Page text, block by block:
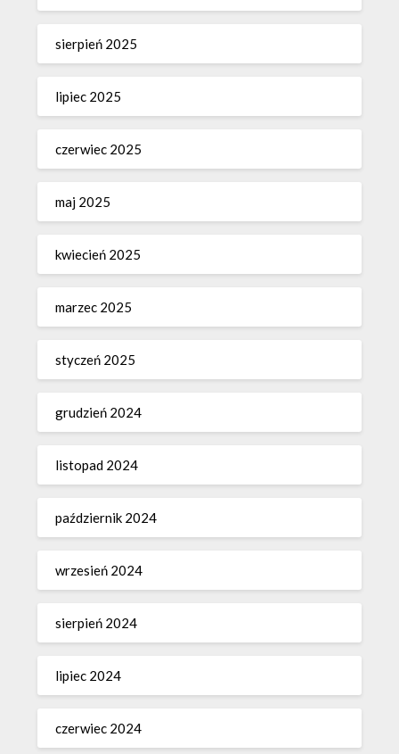
sierpień 2025
lipiec 2025
czerwiec 2025
maj 2025
kwiecień 2025
marzec 2025
styczeń 2025
grudzień 2024
listopad 2024
październik 2024
wrzesień 2024
sierpień 2024
lipiec 2024
czerwiec 2024